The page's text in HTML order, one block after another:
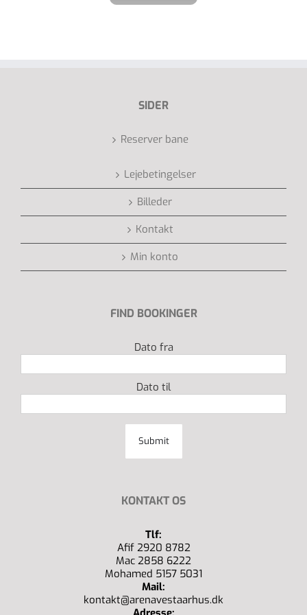
SIDER
Reserver bane
Lejebetingelser
Billeder
Kontakt
Min konto
FIND BOOKINGER
Dato fra
Dato til
KONTAKT OS
Tlf:
Afif 2920 8782
Mac 2858 6222
Mohamed 5157 5031
Mail:
kontakt@arenavestaarhus.dk